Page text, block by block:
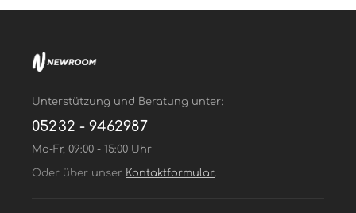
Unterstützung und Beratung unter:
05232 - 9462987
Mo-Fr, 09:00 - 15:00 Uhr
Oder über unser Kontaktformular.